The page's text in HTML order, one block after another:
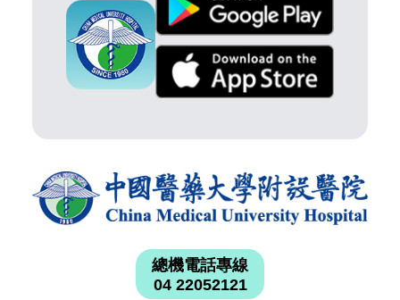
總機電話專線
04 22052121